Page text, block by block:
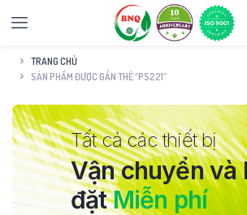
TRANG CHỦ
SẢN PHẨM ĐƯỢC GẮN THẺ “PS221”
Tất cả các thiết bị
Vận chuyển và
đặtMiễn phí